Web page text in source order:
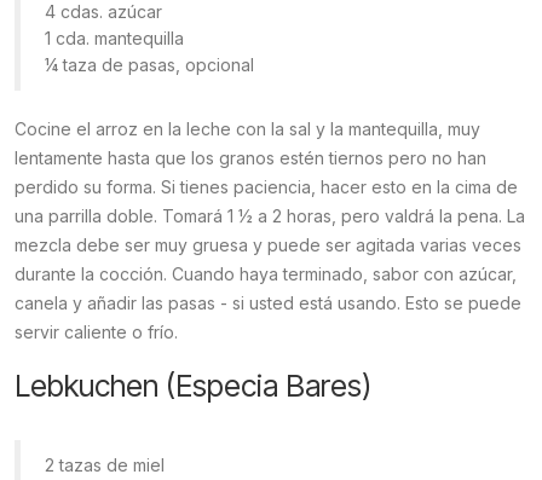
4 cdas. azúcar
1 cda. mantequilla
¼ taza de pasas, opcional
Cocine el arroz en la leche con la sal y la mantequilla, muy
lentamente hasta que los granos estén tiernos pero no han
perdido su forma. Si tienes paciencia, hacer esto en la cima de
una parrilla doble. Tomará 1 ½ a 2 horas, pero valdrá la pena. La
mezcla debe ser muy gruesa y puede ser agitada varias veces
durante la cocción. Cuando haya terminado, sabor con azúcar,
canela y añadir las pasas - si usted está usando. Esto se puede
servir caliente o frío.
Lebkuchen (Especia Bares)
2 tazas de miel